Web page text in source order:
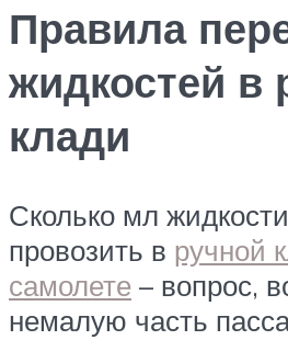
Правила
жидкостей в
клади
Сколько мл
провозить в ручной
самолете – вопрос,
немалую часть